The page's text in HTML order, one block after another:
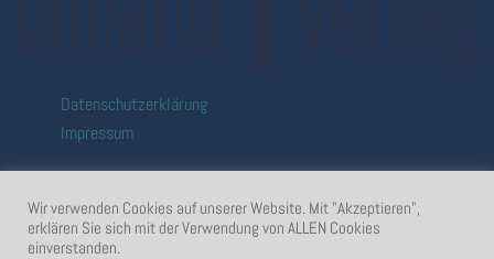
Datenschutzerklärung
Impressum
Wir verwenden Cookies auf unserer Website. Mit "Akzeptieren",
erklären Sie sich mit der Verwendung von ALLEN Cookies
einverstanden.